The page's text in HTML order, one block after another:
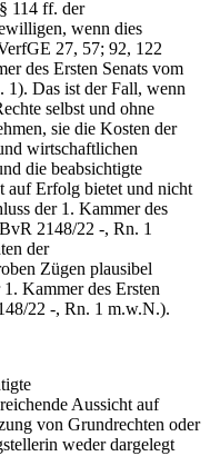
114 ff. der
wenn dies
27, 57; 92, 122
des Ersten Senats vom
1). Das ist der Fall, wenn
selbst und ohne
sie die Kosten der
wirtschaftlichen
die beabsichtigte
auf Erfolg bietet und nicht
der 1. Kammer des
2148/22 -, Rn. 1
der
Zügen plausibel
Kammer des Ersten
22 -, Rn. 1 m.w.N.).
Aussicht auf
von Grundrechten oder
weder dargelegt